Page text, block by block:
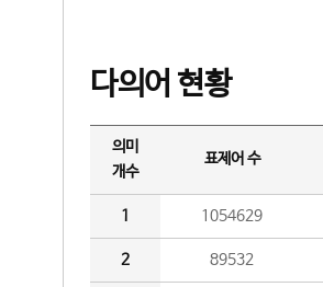
다의어 현황
의미
개수
표제어 수
1 1054629
2 89532